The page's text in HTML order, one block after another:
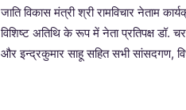
जाति विकास मंत्री श्री रामविचार नेताम
विशिष्ट अतिथि के रूप में नेता प्रतिपक्ष डॉ.
और इन्द्रकुमार साहू सहित सभी सांसदगण,